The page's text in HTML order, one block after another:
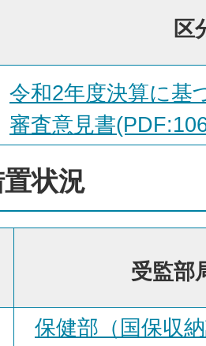
区
令和2年度決算に基
審査意見書
状況
受監部
保健部（国保収